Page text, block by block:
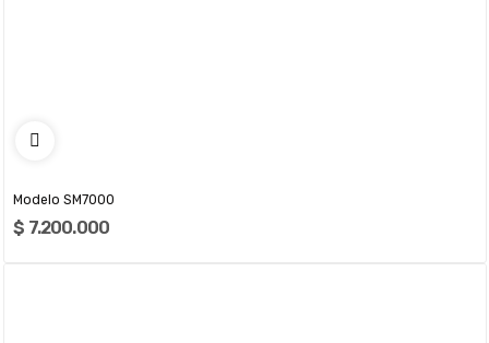
Modelo SM7000
$ 7.200.000